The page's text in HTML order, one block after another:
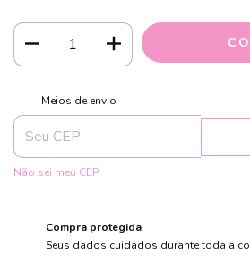
Entregas para o CEP:
Meios de envio
Não sei meu CEP
Compra protegida
Seus dados cuidados durante toda a